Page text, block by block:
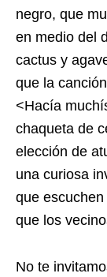
negro, que
en medio del
cactus y
que la
<Hacía
chaqueta de
elección de
una curiosa
que
que los
No te